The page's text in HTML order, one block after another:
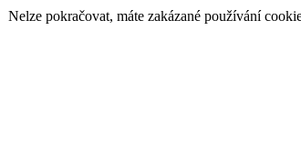
Nelze pokračovat, máte zakázané používání